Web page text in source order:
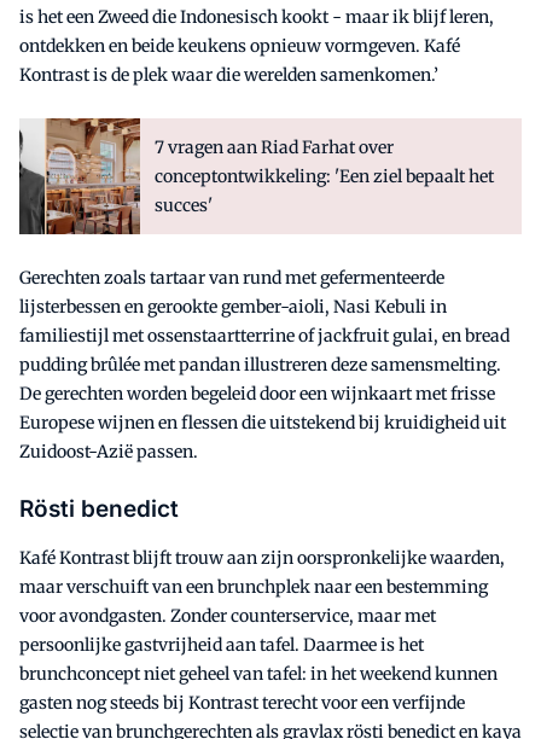
is het een Zweed die Indonesisch kookt - maar ik blijf leren,
ontdekken en beide keukens opnieuw vormgeven. Kafé
Kontrast is de plek waar die werelden samenkomen.’
7 vragen aan Riad Farhat over
conceptontwikkeling: 'Een ziel bepaalt het
succes'
Gerechten zoals tartaar van rund met gefermenteerde
lijsterbessen en gerookte gember-aioli, Nasi Kebuli in
familiestijl met ossenstaartterrine of jackfruit gulai, en bread
pudding brûlée met pandan illustreren deze samensmelting.
De gerechten worden begeleid door een wijnkaart met frisse
Europese wijnen en flessen die uitstekend bij kruidigheid uit
Zuidoost-Azië passen.
Rösti benedict
Kafé Kontrast blijft trouw aan zijn oorspronkelijke waarden,
maar verschuift van een brunchplek naar een bestemming
voor avondgasten. Zonder counterservice, maar met
persoonlijke gastvrijheid aan tafel. Daarmee is het
brunchconcept niet geheel van tafel: in het weekend kunnen
gasten nog steeds bij Kontrast terecht voor een verfijnde
selectie van brunchgerechten als gravlax rösti benedict en kaya